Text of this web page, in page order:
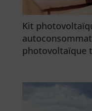
Kit
photovoltaïque